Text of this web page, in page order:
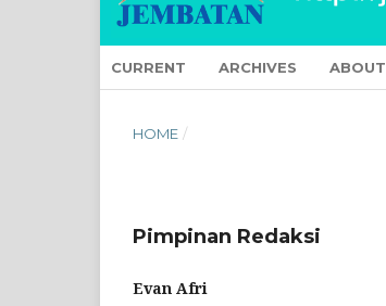
CURRENT ARCHIVES ABOUT
HOME /
Pimpinan Redaksi
Evan Afri